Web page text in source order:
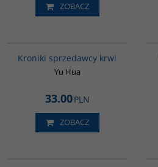
ZOBACZ
Kroniki sprzedawcy krwi
Yu Hua
33.00PLN
ZOBACZ